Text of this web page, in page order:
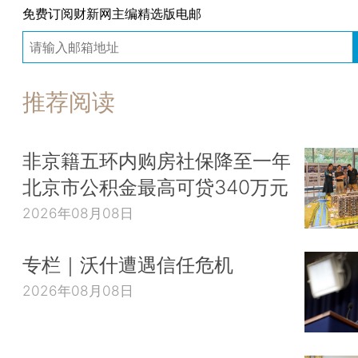
免费订阅财新网主编精选版电邮
推荐阅读
非京籍五环内购房社保降至一年
北京市公积金最高可贷340万元
2026年08月08日
专栏｜沃什遭遇信任危机
2026年08月08日